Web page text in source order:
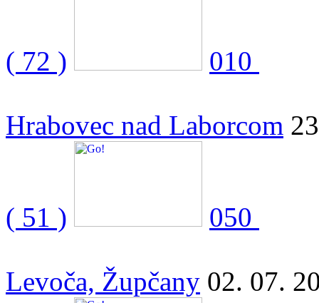
( 72 ) 010
Hrabovec nad Laborcom
( 51 ) 050
Levoča, Župčany 02. 07.